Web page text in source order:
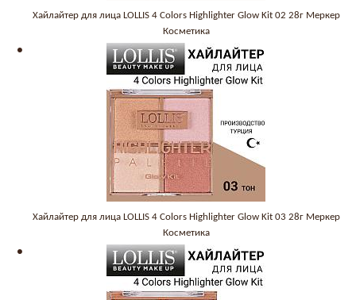
Хайлайтер для лица LOLLIS 4 Colors Highlighter Glow Kit 02 28г Меркер
Косметика
Хайлайтер для лица LOLLIS 4 Colors Highlighter Glow Kit 03 28г Меркер
Косметика